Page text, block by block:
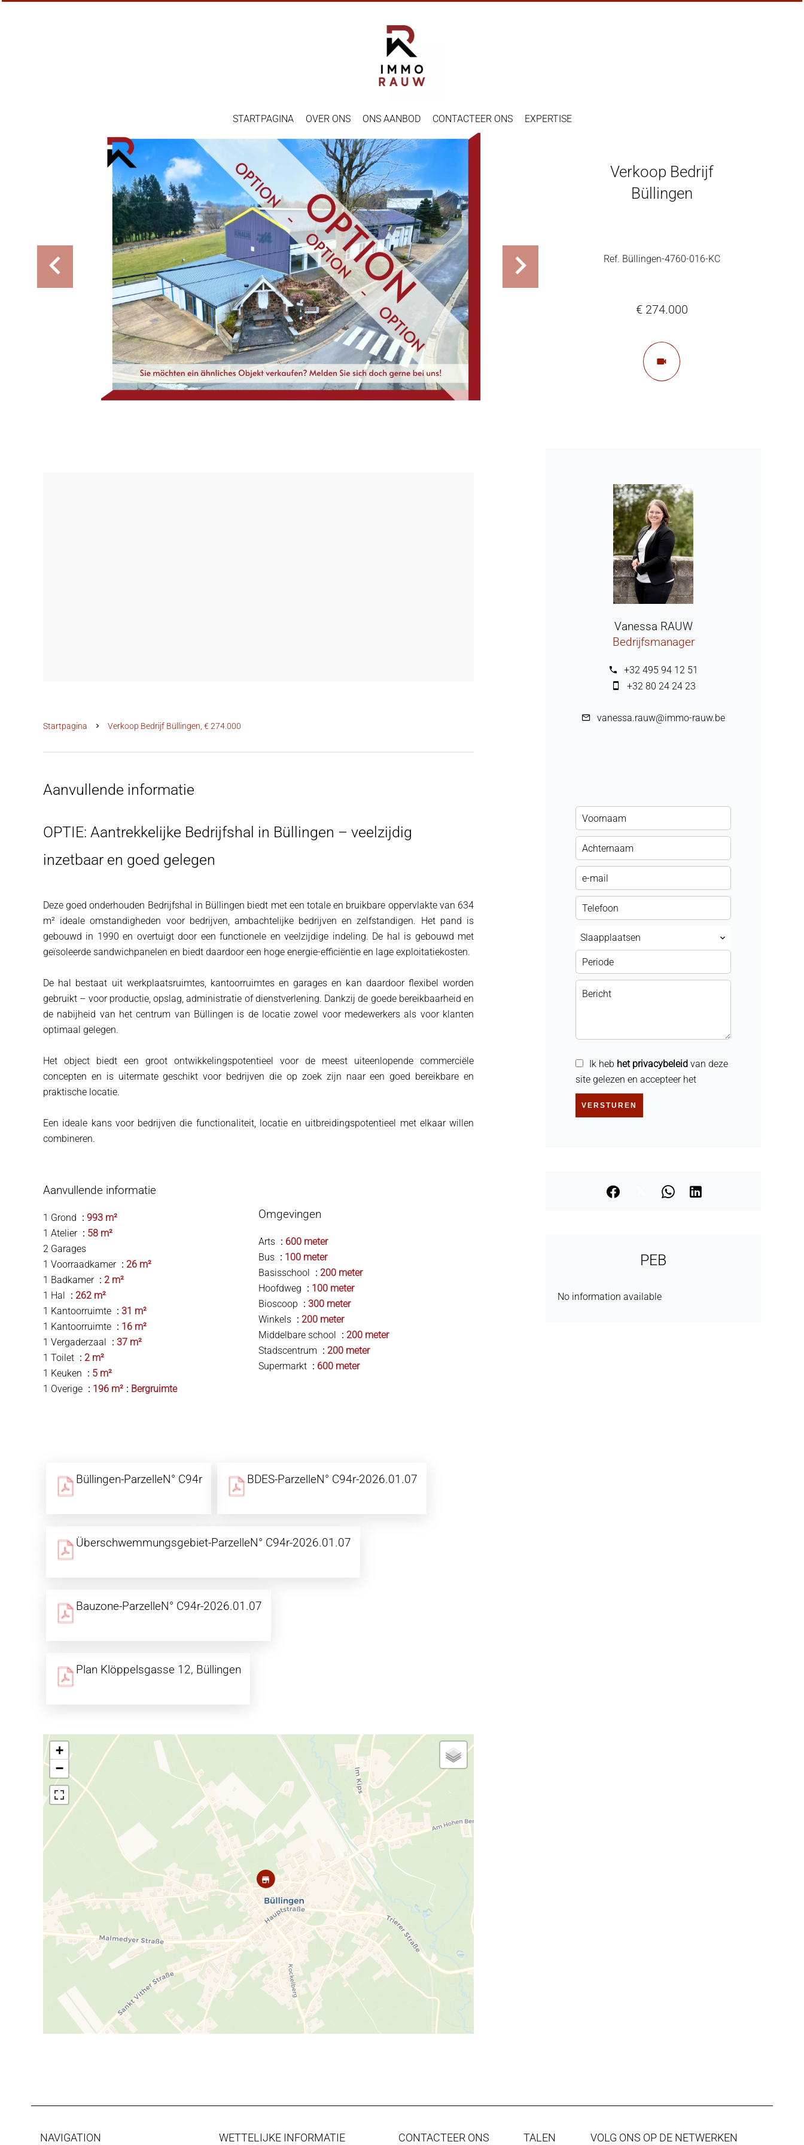
STARTPAGINA OVER ONS ONS AANBOD CONTACTEER ONS EXPERTISE
Verkoop Bedrijf
Büllingen
Ref. Büllingen-4760-016-KC
€ 274.000
Startpagina Verkoop Bedrijf Büllingen, € 274.000
Aanvullende informatie
OPTIE: Aantrekkelijke Bedrijfshal in Büllingen – veelzijdig
inzetbaar en goed gelegen
Deze goed onderhouden Bedrijfshal in Büllingen biedt met een totale en bruikbare oppervlakte van 634
m² ideale omstandigheden voor bedrijven, ambachtelijke bedrijven en zelfstandigen. Het pand is
gebouwd in 1990 en overtuigt door een functionele en veelzijdige indeling. De hal is gebouwd met
geïsoleerde sandwichpanelen en biedt daardoor een hoge energie-efficiëntie en lage exploitatiekosten.
De hal bestaat uit werkplaatsruimtes, kantoorruimtes en garages en kan daardoor flexibel worden
gebruikt – voor productie, opslag, administratie of dienstverlening. Dankzij de goede bereikbaarheid en
de nabijheid van het centrum van Büllingen is de locatie zowel voor medewerkers als voor klanten
optimaal gelegen.
Het object biedt een groot ontwikkelingspotentieel voor de meest uiteenlopende commerciële
concepten en is uitermate geschikt voor bedrijven die op zoek zijn naar een goed bereikbare en
praktische locatie.
Een ideale kans voor bedrijven die functionaliteit, locatie en uitbreidingspotentieel met elkaar willen
combineren.
Aanvullende informatie
1 Grond
993 m²
1 Atelier
58 m²
2 Garages
1 Voorraadkamer
26 m²
1 Badkamer
2 m²
1 Hal
262 m²
1 Kantoorruimte
31 m²
1 Kantoorruimte
16 m²
1 Vergaderzaal
37 m²
1 Toilet
2 m²
1 Keuken
5 m²
1 Overige
196 m² Bergruimte
Omgevingen
Arts
600 meter
Bus
100 meter
Basisschool
200 meter
Hoofdweg
100 meter
Bioscoop
300 meter
Winkels
200 meter
Middelbare school
200 meter
Stadscentrum
200 meter
Supermarkt
600 meter
Büllingen-ParzelleN° C94r BDES-ParzelleN° C94r-2026.01.07
Überschwemmungsgebiet-ParzelleN° C94r-2026.01.07
Bauzone-ParzelleN° C94r-2026.01.07
Plan Klöppelsgasse 12, Büllingen
+
−
Vanessa RAUW
Bedrijfsmanager
+32 495 94 12 51
+32 80 24 24 23
vanessa.rauw@immo-rauw.be
Slaapplaatsen
Ik heb het privacybeleid van deze
site gelezen en accepteer het
VERSTUREN
PEB
No information available
NAVIGATION WETTELIJKE INFORMATIE CONTACTEER ONS TALEN VOLG ONS OP DE NETWERKEN